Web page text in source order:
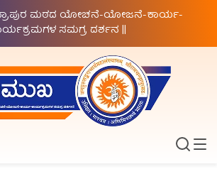
ಮಠದ ಯೋಚನೆ-ಯೋಜನೆ-ಕಾರ್ಯ-
ಸಮಗ್ರ ದರ್ಶನ ||